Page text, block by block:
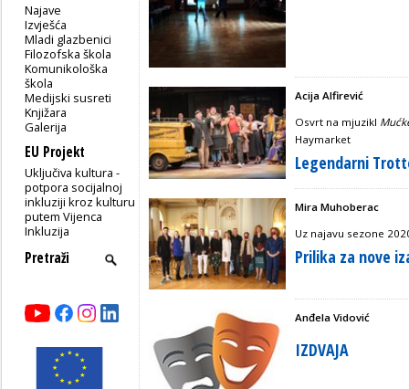
Najave
Izvješća
Mladi glazbenici
Filozofska škola
Komunikološka
škola
Medijski susreti
Knjižara
Galerija
EU Projekt
Uključiva kultura -
potpora socijalnoj
inkluziji kroz kulturu
putem Vijenca
Inkluzija
Acija Alfirević
Osvrt na mjuzikl
Haymarket
Legendarni
Mira Muhoberac
Uz najavu sezone
Prilika za nove
Anđela Vidović
IZDVAJA